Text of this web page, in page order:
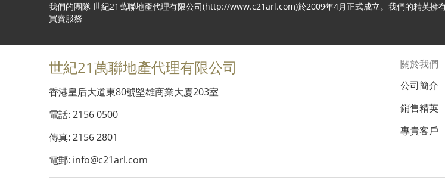
我們的團隊 世紀21萬聯地產代理有限公司(http://www.c21arl.com)於2009年4月正式成立。我們的精英擁
買賣服務
世紀21萬聯地產代理有限公司
香港皇后大道東80號堅雄商業大廈203室
電話: 2156 0500
傳真: 2156 2801
電郵: info@c21arl.com
關於我們
公司簡介
銷售精英
專貴客戶